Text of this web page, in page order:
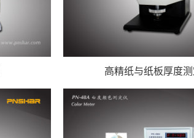
高精纸与纸板厚度